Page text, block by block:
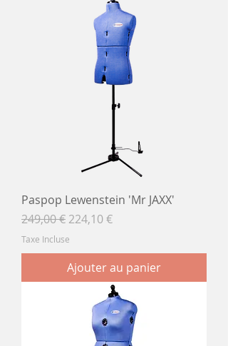
Paspop Lewenstein 'Mr JAXX'
Prix original
249,00 € Prix promotionnel
224,10 €
Taxe Incluse
Ajouter au panier